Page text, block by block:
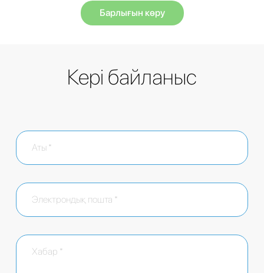
Барлығын көру
Кері байланыс